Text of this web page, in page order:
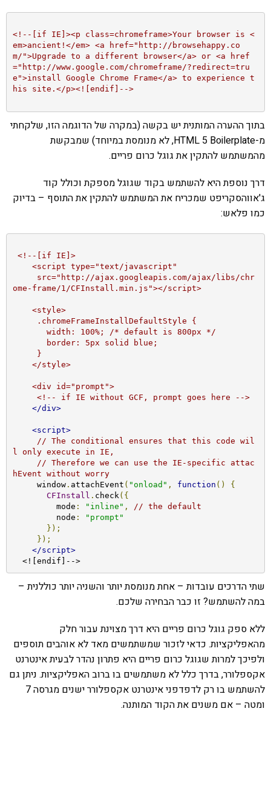
<!--[if IE]><p class=chromeframe>Your browser is <
em>ancient!</em> <a href="http://browsehappy.co
m/">Upgrade to a different browser</a> or <a href
="http://www.google.com/chromeframe/?redirect=tru
e">install Google Chrome Frame</a> to experience t
his site.</p><![endif]-->
בתוך ההערה המותנית יש בקשה (במקרה של הדוגמה הזו, שלקחתי
מ-HTML 5 Boilerplate, לא מנומסת במיוחד) שמבקשת
מהמשתמש להתקין את גוגל כרום פריים.
דרך נוספת היא להשתמש בקוד שגוגל מספקת וכולל קוד
ג'אווהסקריפט שמכריח את המשתמש להתקין את התוסף – בדיוק
כמו פלאש:
<!--[if IE]>
ome-frame/1/CFInstall.min.js"></script>
     <!-- if IE without GCF, prompt goes here -->
</div>
<script>
// The conditional ensures that this code wil
l only execute in IE,
// Therefore we can use the IE-specific attac
hEvent without worry
     window
. attachEvent ( "onload" , function ()
{
CFInstall . check({
         mode
: "inline" ,
// the default
         node
:
"prompt"
});
});
</script>
  <![endif]-->
שתי הדרכים עובדות – אחת מנומסת יותר והשניה יותר כוללנית –
במה להשתמש? זו כבר הבחירה שלכם.
ללא ספק גוגל כרום פריים היא דרך מצוינת עבור חלק
מהאפליקציות. כדאי לזכור שמשתמשים מאד לא אוהבים תוספים
ולפיכך למרות שגוגל כרום פריים היא פתרון נהדר לבעית אינטרנט
אקספלורר, בדרך כלל לא משתמשים בו ברוב האפליקציות. ניתן גם
להשתמש בו רק לדפדפני אינטרנט אקספלורר ישנים מגרסה 7
ומטה – אם משנים את הקוד המותנה.